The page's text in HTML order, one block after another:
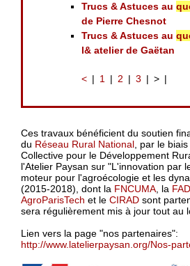
Trucs & Astuces au
de Pierre Chesnot
Trucs & Astuces au
l& atelier de Gaëtan
< 1 2 3 >
Ces travaux bénéficient du soutien
du Réseau Rural National, par le
Collective pour le Développement
l'Atelier Paysan sur "L'innovation par
moteur pour l'agroécologie et les
(2015-2018), dont la FNCUMA, la
AgroParisTech et le CIRAD sont
sera régulièrement mis à jour tout au
Lien vers la page "nos partenaires":
http://www.latelierpaysan.org/Nos-